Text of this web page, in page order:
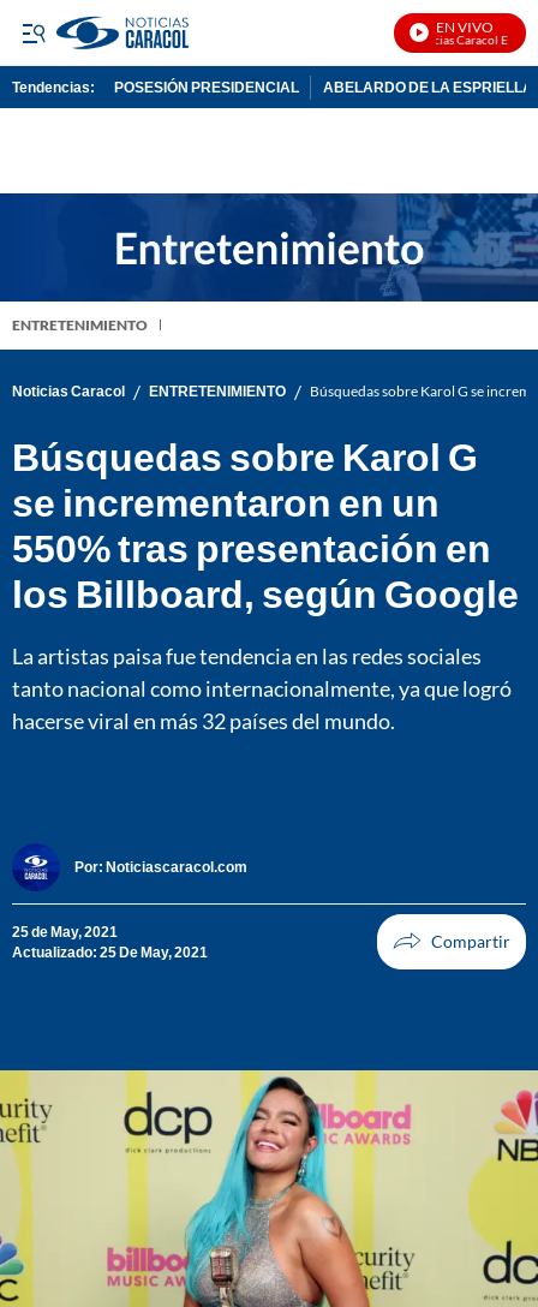
EN VIVO
Noticias Caracol En Vivo
Tendencias: POSESIÓN PRESIDENCIAL ABELARDO DE LA ESPRIELLA
ENTRETENIMIENTO
Noticias Caracol / ENTRETENIMIENTO / Búsquedas sobre Karol G se
Búsquedas sobre Karol G
se incrementaron en un
550% tras presentación en
los Billboard, según Google
La artistas paisa fue tendencia en las redes sociales
tanto nacional como internacionalmente, ya que logró
hacerse viral en más 32 países del mundo.
Por: Noticiascaracol.com
25 de May, 2021
Actualizado: 25 De May, 2021